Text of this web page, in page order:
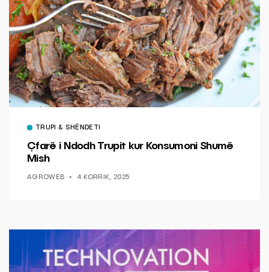
TRUPI & SHËNDETI
Çfarë i Ndodh Trupit kur Konsumoni Shumë
Mish
AGROWEB 4 KORRIK, 2025